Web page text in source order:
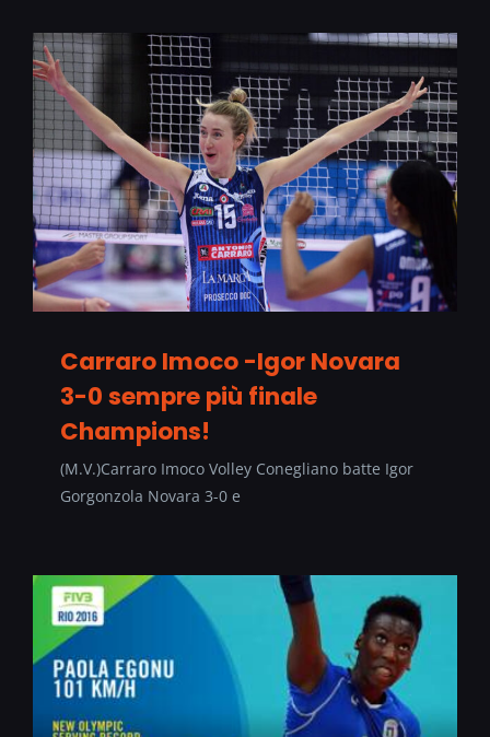
Carraro Imoco -Igor Novara
3-0 sempre più finale
Champions!
(M.V.)Carraro Imoco Volley Conegliano batte Igor
Gorgonzola Novara 3-0 e